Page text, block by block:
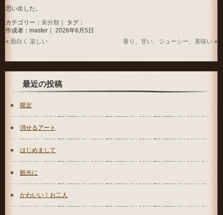
思い出した。
カテゴリー：未分類 ｜ タグ：
作成者：master｜ 2026年6月5日
«面白く 楽しい 香り、甘い、ジューシー、美味い»
最近の投稿
限定
消せるアート
はじめまして
観光に
かわいい！お二人